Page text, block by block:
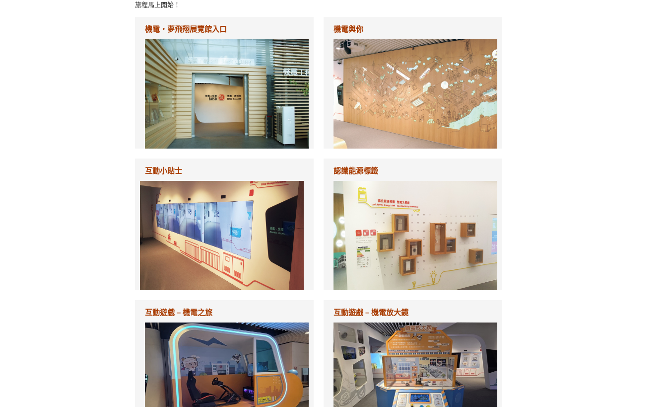
旅程馬上開始！
機電‧夢飛翔展覽館入口 機電與你
互動小貼士 認識能源標籤
互動遊戲 – 機電之旅 互動遊戲 – 機電放大鏡